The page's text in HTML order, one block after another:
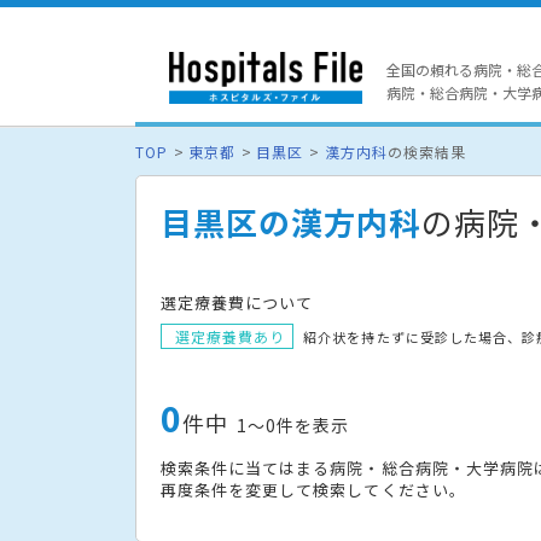
全国の頼れる病院・総
病院・総合病院・大学
TOP 東京都 目黒区 漢方内科の検索結果
目黒区の漢方内科の病院
選定療養費について
選定療養費あり 紹介状を持たずに受診した場合、
0件中 1〜0件を表示
検索条件に当てはまる病院・総合病院・大学病
再度条件を変更して検索してください。